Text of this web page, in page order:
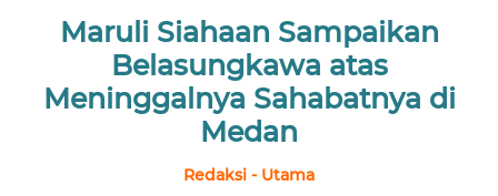
Maruli Siahaan Sampaikan
Belasungkawa atas
Meninggalnya Sahabatnya di
Medan
Redaksi - Utama
UTAMA
NUSANTARA